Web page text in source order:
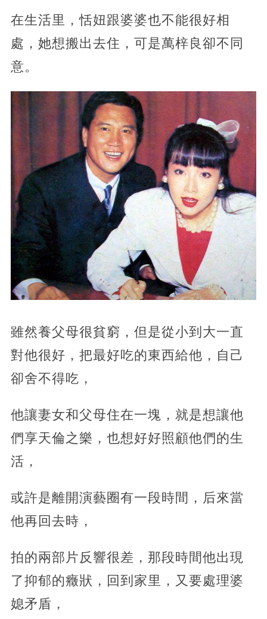
在生活里，恬妞跟婆婆也不能很好相
處，她想搬出去住，可是萬梓良卻不同
意。
雖然養父母很貧窮，但是從小到大一直
對他很好，把最好吃的東西給他，自己
卻舍不得吃，
他讓妻女和父母住在一塊，就是想讓他
們享天倫之樂，也想好好照顧他們的生
活，
或許是離開演藝圈有一段時間，后來當
他再回去時，
拍的兩部片反響很差，那段時間他出現
了抑郁的癥狀，回到家里，又要處理婆
媳矛盾，